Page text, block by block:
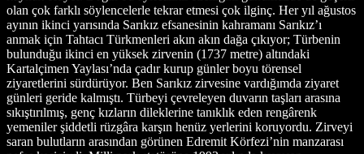
olan çok farklı söylencelerle tekrar etmesi çok ilginç. Her yıl ağustos
ayının ikinci yarısında Sarıkız efsanesinin kahramanı Sarıkız’ı
anmak için Tahtacı Türkmenleri akın akın dağa çıkıyor; Türbenin
bulunduğu ikinci en yüksek zirvenin (1737 metre) altındaki
Kartalçimen Yaylası’nda çadır kurup günler boyu törensel
ziyaretlerini sürdürüyor. Ben Sarıkız zirvesine vardığımda ziyaret
günleri geride kalmıştı. Türbeyi çevreleyen duvarın taşları arasına
sıkıştırılmış, genç kızların dileklerine tanıklık eden rengârenk
yemeniler şiddetli rüzgâra karşın henüz yerlerini koruyordu. Zirveyi
saran bulutların arasından görünen Edremit Körfezi’nin manzarası